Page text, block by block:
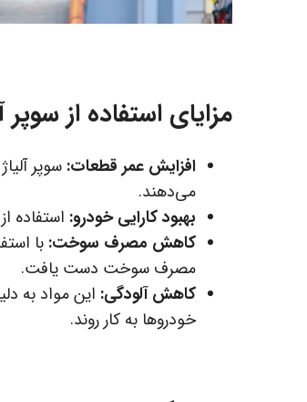
مزایای استفاده از
افزایش عمر قطعات: سوپر
می‌دهند.
بهبود کارایی خودرو: استفاده
کاهش مصرف سوخت: با
مصرف سوخت دست یافت.
کاهش آلودگی: این مواد به
خودروها به کار روند.